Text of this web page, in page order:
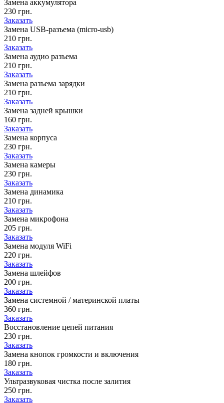
Замена аккумулятора
230 грн.
Заказать
Замена USB-разъема (micro-usb)
210 грн.
Заказать
Замена аудио разъема
210 грн.
Заказать
Замена разъема зарядки
210 грн.
Заказать
Замена задней крышки
160 грн.
Заказать
Замена корпуса
230 грн.
Заказать
Замена камеры
230 грн.
Заказать
Замена динамика
210 грн.
Заказать
Замена микрофона
205 грн.
Заказать
Замена модуля WiFi
220 грн.
Заказать
Замена шлейфов
200 грн.
Заказать
Замена системной / материнской платы
360 грн.
Заказать
Восстановление цепей питания
230 грн.
Заказать
Замена кнопок громкости и включения
180 грн.
Заказать
Ультразвуковая чистка после залития
250 грн.
Заказать